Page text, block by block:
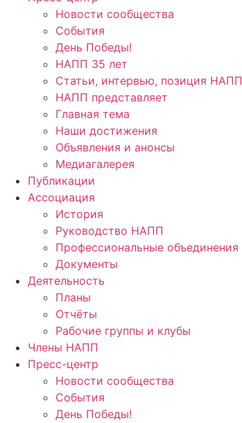
Новости сообщества
События
День Победы!
НАПП 35 лет
Статьи, интервью, позиция НАПП
НАПП представляет
Главная тема
Наши достижения
Объявления и анонсы
Медиагалерея
Публикации
Ассоциация
История
Руководство НАПП
Профессиональные объединения
Документы
Деятельность
Планы
Отчёты
Рабочие группы и клубы
Члены НАПП
Пресс-центр
Новости сообщества
События
День Победы!